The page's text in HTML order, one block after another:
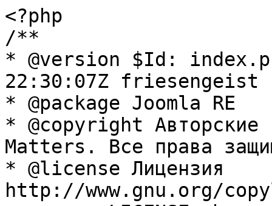
<?php
/**
* @version $Id:
22:30:07Z friesengeist
* @package Joomla RE
* @copyright Авторские
Matters. Все права
* @license Лицензия
http://www.gnu.org/